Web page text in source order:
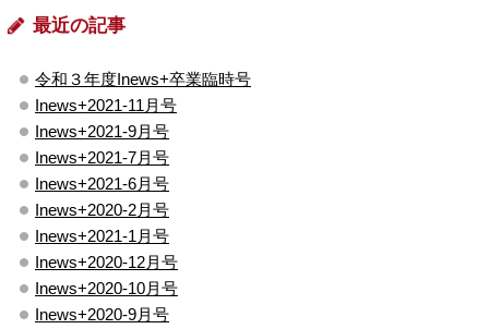
最近の記事
令和３年度Inews+卒業臨時号
Inews+2021-11月号
Inews+2021-9月号
Inews+2021-7月号
Inews+2021-6月号
Inews+2020-2月号
Inews+2021-1月号
Inews+2020-12月号
Inews+2020-10月号
Inews+2020-9月号